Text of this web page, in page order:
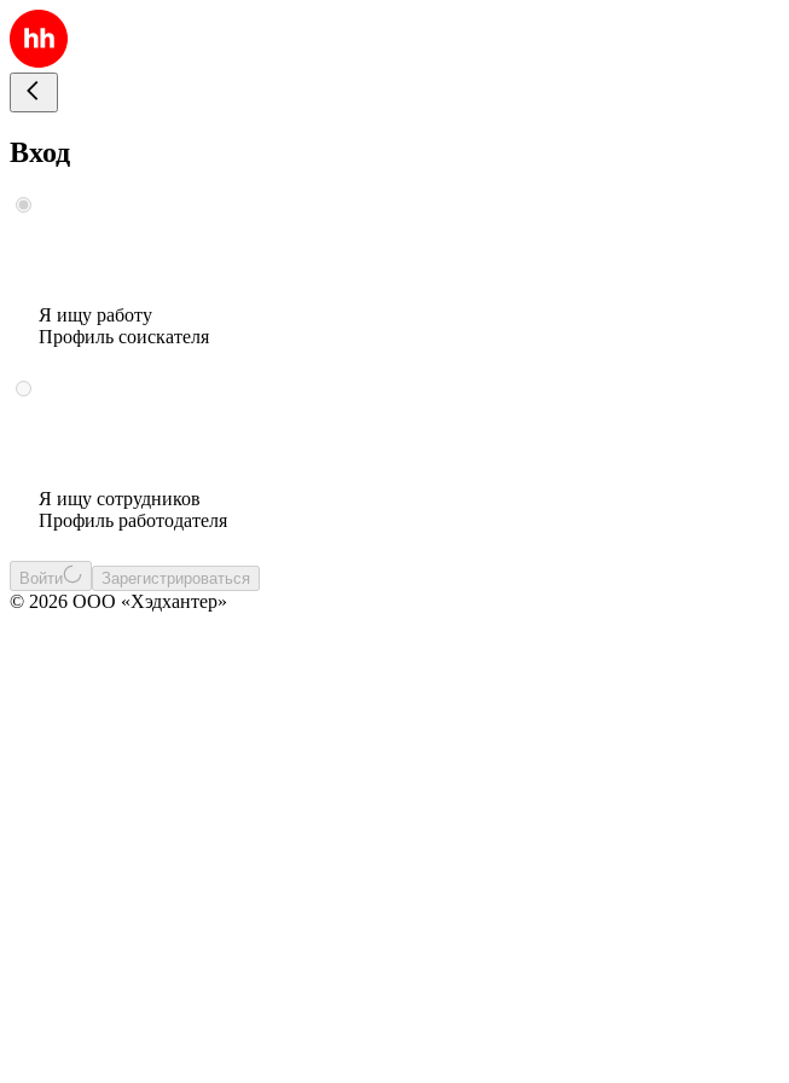
Вход
Я ищу работу
Профиль соискателя
Я ищу сотрудников
Профиль работодателя
Войти Зарегистрироваться
© 2026 ООО «Хэдхантер»